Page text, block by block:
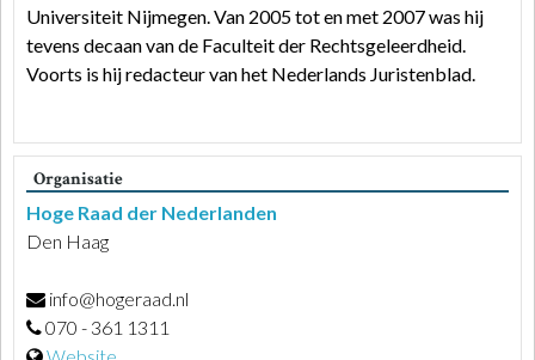
Universiteit Nijmegen. Van 2005 tot en met 2007 was hij
tevens decaan van de Faculteit der Rechtsgeleerdheid.
Voorts is hij redacteur van het Nederlands Juristenblad.
Organisatie
Hoge Raad der Nederlanden
Den Haag
info@hogeraad.nl
070 - 361 1311